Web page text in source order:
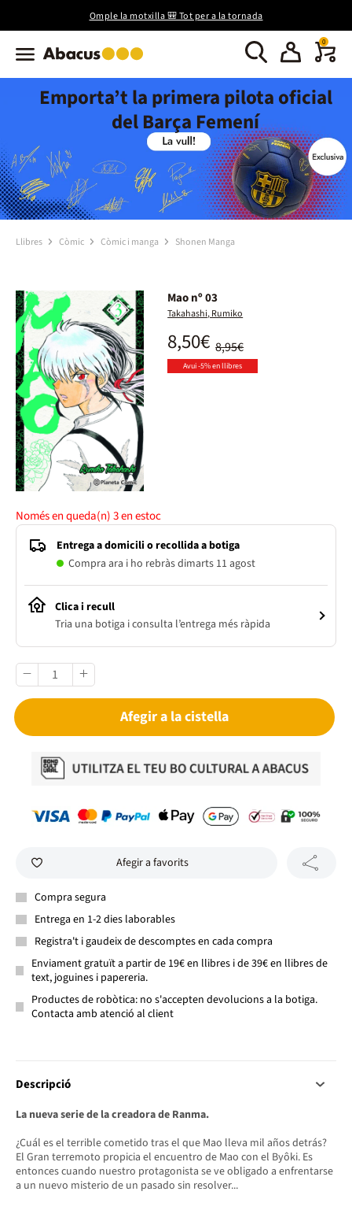
Omple la motxilla 🎒 Tot per a la tornada
0
Emporta’t la primera pilota oficial
del Barça Femení
Llibres Còmic Còmic i manga Shonen Manga
Mao nº 03
Takahashi, Rumiko
8,95€
8,50€
Avui -5% en llibres
Només en queda(n)3en estoc
Entrega a domicili o recollida a botiga
Compra ara i ho rebràs dimarts 11 agost
Clica i recull
Tria una botiga i consulta l’entrega més ràpida
Afegir a la cistella
Afegir a favorits
Compra segura
Entrega en 1-2 dies laborables
Registra't i gaudeix de descomptes en cada compra
Enviament gratuït a partir de 19€ en llibres i de 39€ en llibres de
text, joguines i papereria.
Productes de robòtica: no s'accepten devolucions a la botiga.
Contacta amb atenció al client
Descripció
La nueva serie de la creadora de Ranma.
¿Cuál es el terrible cometido tras el que Mao lleva mil años detrás?
El Gran terremoto propicia el encuentro de Mao con el Byôki. Es
entonces cuando nuestro protagonista se ve obligado a enfrentarse
a un nuevo misterio de un pasado sin resolver...